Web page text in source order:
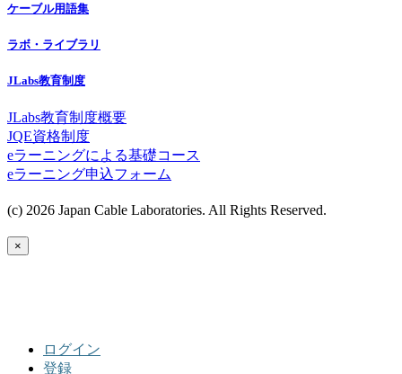
ケーブル用語集
ラボ・ライブラリ
JLabs教育制度
JLabs教育制度概要
JQE資格制度
eラーニングによる基礎コース
eラーニング申込フォーム
(c) 2026 Japan Cable Laboratories. All Rights Reserved.
×
ログイン
登録